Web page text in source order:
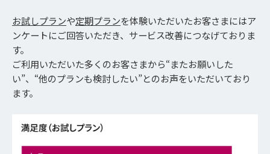
お試しプランや定期プランを体験いただいたお客さまにはア
ンケートにご回答いただき、サービス改善につなげておりま
す。
ご利用いただいた多くのお客さまから“またお願いした
い”、“他のプランも検討したい”とのお声をいただいており
ます。